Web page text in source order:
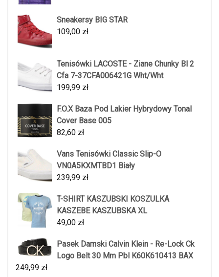
Sneakersy BIG STAR
109,00 zł
Tenisówki LACOSTE - Ziane Chunky Bl 2
Cfa 7-37CFA006421G Wht/Wht
199,99 zł
F.O.X Baza Pod Lakier Hybrydowy Tonal
Cover Base 005
82,60 zł
Vans Tenisówki Classic Slip-O
VN0A5KXMTBD1 Biały
239,99 zł
T-SHIRT KASZUBSKI KOSZULKA
KASZEBE KASZUBSKA XL
49,00 zł
Pasek Damski Calvin Klein - Re-Lock Ck
Logo Belt 30 Mm Pbl K60K610413 BAX
249,99 zł